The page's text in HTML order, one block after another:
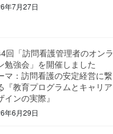
年7月27日
回「訪問看護管理者のオンラ
勉強会」を開催しました
マ：訪問看護の安定経営に繋
『教育プログラムとキャリア
インの実際』
年6月29日